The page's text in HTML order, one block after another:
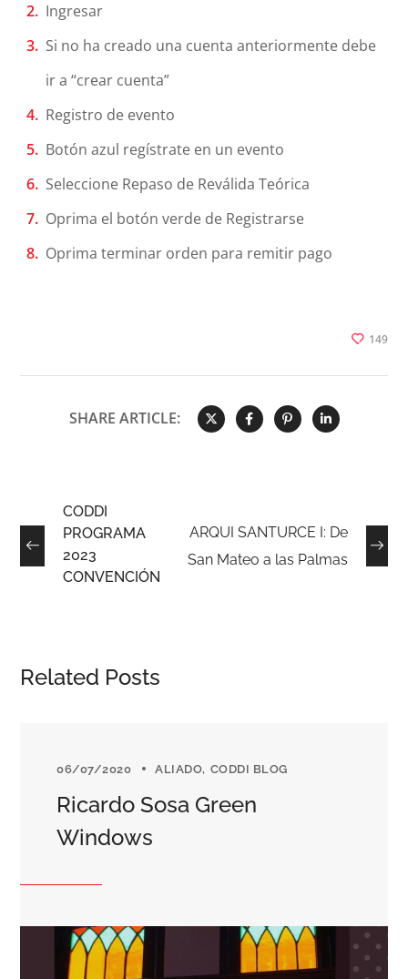
Ingresar
Si no ha creado una cuenta anteriormente debe
ir a “crear cuenta”
Registro de evento
Botón azul regístrate en un evento
Seleccione Repaso de Reválida Teórica
Oprima el botón verde de Registrarse
Oprima terminar orden para remitir pago
149
SHARE ARTICLE:
CODDI
PROGRAMA
2023
CONVENCIÓN
ARQUI SANTURCE I: De
San Mateo a las Palmas
Related Posts
06/07/2020 ALIADO CODDI BLOG
Ricardo Sosa Green
Windows